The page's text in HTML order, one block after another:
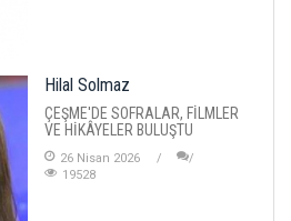
Hilal Solmaz
ÇEŞME'DE SOFRALAR, FİLMLER
VE HİKÂYELER BULUŞTU
26 Nisan 2026
19528